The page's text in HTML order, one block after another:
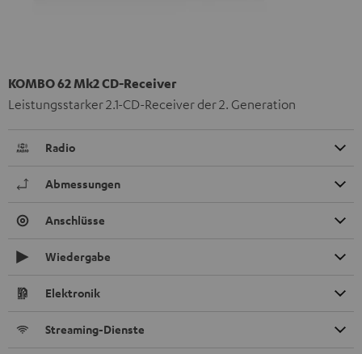
KOMBO 62 Mk2 CD-Receiver
Leistungsstarker 2.1-CD-Receiver der 2. Generation
Radio
Abmessungen
Anschlüsse
Wiedergabe
Elektronik
Streaming-Dienste